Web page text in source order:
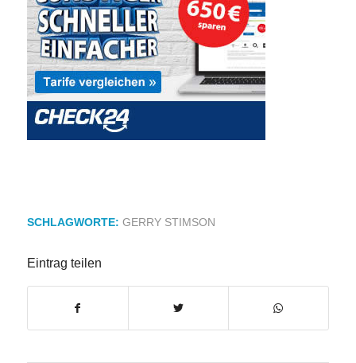
SCHLAGWORTE: GERRY STIMSON
Eintrag teilen